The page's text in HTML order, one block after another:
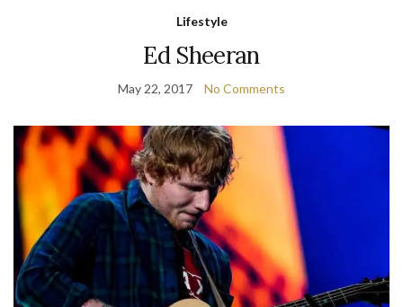
Lifestyle
Ed Sheeran
May 22, 2017 No Comments